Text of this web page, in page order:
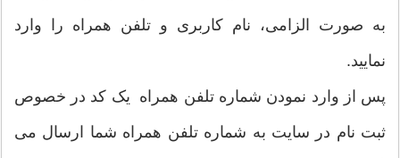
به صورت الزامی، نام کاربری و تلفن همراه را وارد
نمایید.
پس از وارد نمودن شماره تلفن همراه یک کد در خصوص
ثبت نام در سایت به شماره تلفن همراه شما ارسال می